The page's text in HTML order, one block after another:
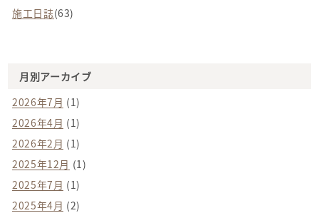
施工日誌(63)
月別アーカイブ
2026年7月 (1)
2026年4月 (1)
2026年2月 (1)
2025年12月 (1)
2025年7月 (1)
2025年4月 (2)